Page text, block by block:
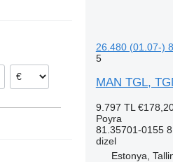
26.480 (01.07-)
5
MAN TGL,
9.797 TL
Poyra
81.35701-0155
dizel
Estonya,